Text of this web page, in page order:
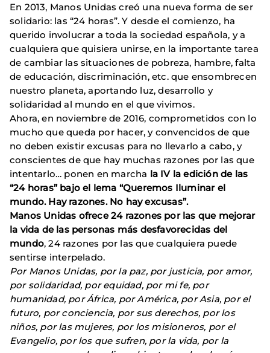
En 2013, Manos Unidas creó una nueva forma de ser
solidario: las “24 horas”. Y desde el comienzo, ha
querido involucrar a toda la sociedad española, y a
cualquiera que quisiera unirse, en la importante tarea
de cambiar las situaciones de pobreza, hambre, falta
de educación, discriminación, etc. que ensombrecen
nuestro planeta, aportando luz, desarrollo y
solidaridad al mundo en el que vivimos.
Ahora, en noviembre de 2016, comprometidos con lo
mucho que queda por hacer, y convencidos de que
no deben existir excusas para no llevarlo a cabo, y
conscientes de que hay muchas razones por las que
intentarlo… ponen en marcha la IV la edición de las
“24 horas” bajo el lema “Queremos Iluminar el
mundo. Hay razones. No hay excusas”.
Manos Unidas ofrece 24 razones por las que mejorar
la vida de las personas más desfavorecidas del
mundo, 24 razones por las que cualquiera puede
sentirse interpelado.
Por Manos Unidas, por la paz, por justicia, por amor,
por solidaridad, por equidad, por mi fe, por
humanidad, por África, por América, por Asia, por el
futuro, por conciencia, por sus derechos, por los
niños, por las mujeres, por los misioneros, por el
Evangelio, por los que sufren, por la vida, por la